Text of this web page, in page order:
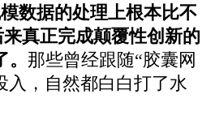
数据的处理上根本比不
真正完成颠覆性创新的
那些曾经跟随“胶囊网
入，自然都白白打了水